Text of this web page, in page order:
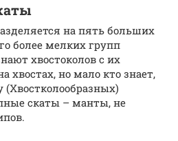
на пять больших
более мелких групп
хвостоколов с их
но мало кто знает,
(Хвостколообразных)
скаты – манты, не